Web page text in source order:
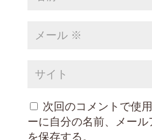
次回のコメントで使
ーに自分の名前、メール
を保存する。